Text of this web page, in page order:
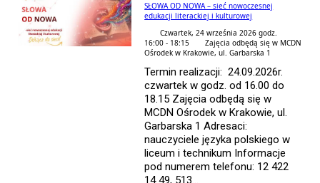
SŁOWA OD NOWA – sieć nowoczesnej
edukacji literackiej i kulturowej
Czwartek, 24 września 2026 godz.
16:00 - 18:15
Zajęcia odbędą się w MCDN
Ośrodek w Krakowie, ul. Garbarska 1
Termin realizacji: 24.09.2026r.
czwartek w godz. od 16.00 do
18.15 Zajęcia odbędą się w
MCDN Ośrodek w Krakowie, ul.
Garbarska 1 Adresaci:
nauczyciele języka polskiego w
liceum i technikum Informacje
pod numerem telefonu: 12 422
14 49, 513...